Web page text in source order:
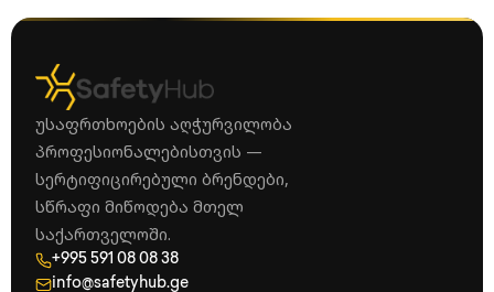
უსაფრთხოების აღჭურვილობა
პროფესიონალებისთვის —
სერტიფიცირებული ბრენდები,
სწრაფი მიწოდება მთელ
საქართველოში.
+995 591 08 08 38
info@safetyhub.ge